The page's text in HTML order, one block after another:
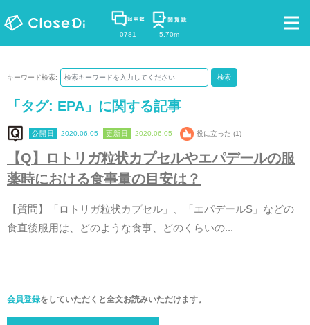
0781 5.70m
キーワード検索: 検索
「タグ: EPA 」に関する記事
2020.06.05 2020.06.05 役に立った (1)
【Q】 ロ ト リ ガ粒状カプセルやエパデールの服
薬時における食事量の 目 安は ？
【 質問 】 「 ロ ト リ ガ粒状カプセル 」 「 エパデールS 」 などの
食直後 服用は どのよ う な食事 どの く らいの...
会員登録をしていただくと全文お読みいただけます。